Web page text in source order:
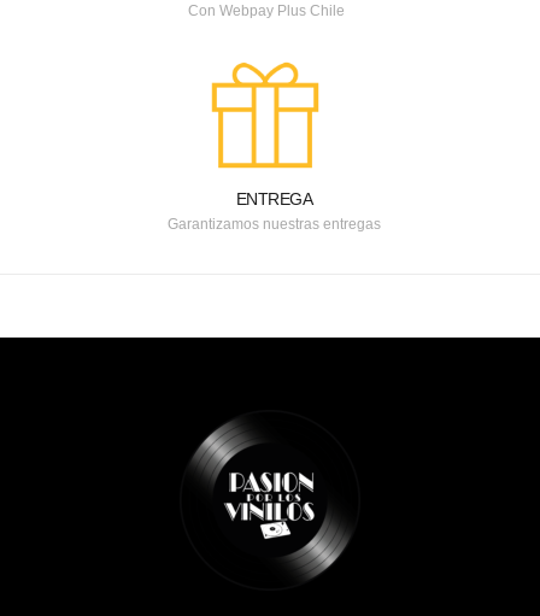
Con Webpay Plus Chile
ENTREGA
Garantizamos nuestras entregas